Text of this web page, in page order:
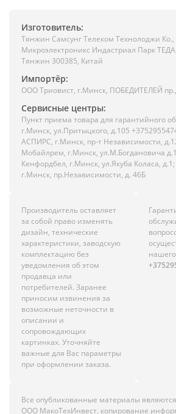
Изготовитель:
Тянжин Самсунг Телеком Технолоджи Ко.,
Микроэлектроникс Индастриал Парк
Тянжин 300385, Китай
Импортёр:
ООО Триовист, г.Минск, ПОБЕДИТЕЛЕЙ
Сервисные центры:
Пункт приема товара для гарантийного
г.Минск, ул.Притыцкого, д.105
АСПИРС, г.Минск, пр-т Независимости,
Мобайлрем, г.Минск, ул.М.Богдановича
Кенфордбел, г.Минск, ул.Якуба Коласа,
г.Минск, пр.Независимости, д. 46Б
Производитель оставляет
за собой право изменять
дизайн, технические
характеристики, заводскую
комплектацию без
уведомления об этом
продавца или
потребителей. Заранее
приносим извинения за
возможные неточности в
описании и
сопровождающих
картинках. Уточняйте
важные для Вас параметры
при оформлении заказа.
Все опубликованные материалы
ООО МакоТехИнвест, копирование